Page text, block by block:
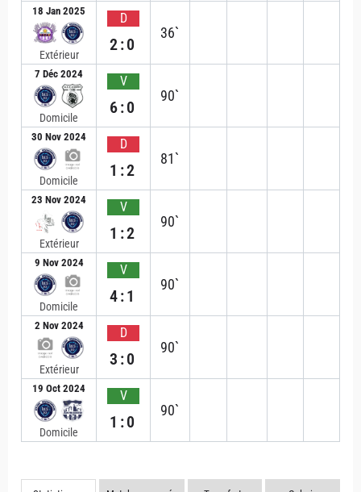
18 Jan 2025
Extérieur
D
2:0
36`
7 Déc 2024
Domicile
V
6:0
90`
30 Nov 2024
Domicile
D
1:2
81`
23 Nov 2024
Extérieur
V
1:2
90`
9 Nov 2024
Domicile
V
4:1
90`
2 Nov 2024
Extérieur
D
3:0
90`
19 Oct 2024
Domicile
V
1:0
90`